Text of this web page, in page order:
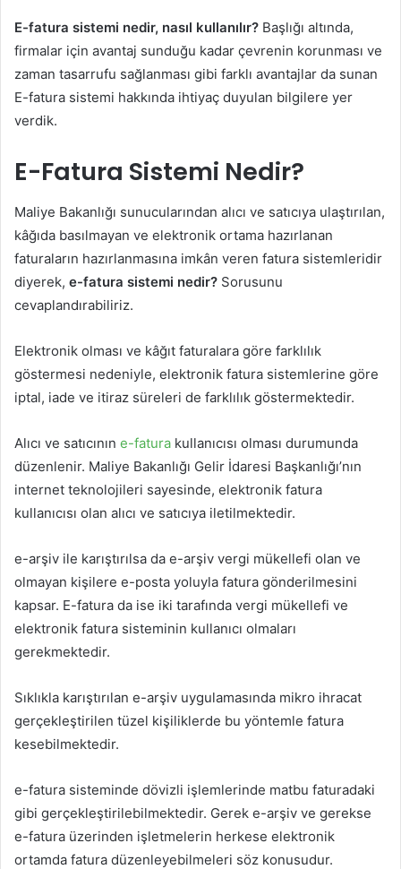
E-fatura sistemi nedir, nasıl kullanılır? Başlığı altında,
firmalar için avantaj sunduğu kadar çevrenin korunması ve
zaman tasarrufu sağlanması gibi farklı avantajlar da sunan
E-fatura sistemi hakkında ihtiyaç duyulan bilgilere yer
verdik.
E-Fatura Sistemi Nedir?
Maliye Bakanlığı sunucularından alıcı ve satıcıya ulaştırılan,
kâğıda basılmayan ve elektronik ortama hazırlanan
faturaların hazırlanmasına imkân veren fatura sistemleridir
diyerek, e-fatura sistemi nedir? Sorusunu
cevaplandırabiliriz.
Elektronik olması ve kâğıt faturalara göre farklılık
göstermesi nedeniyle, elektronik fatura sistemlerine göre
iptal, iade ve itiraz süreleri de farklılık göstermektedir.
Alıcı ve satıcının e-fatura kullanıcısı olması durumunda
düzenlenir. Maliye Bakanlığı Gelir İdaresi Başkanlığı’nın
internet teknolojileri sayesinde, elektronik fatura
kullanıcısı olan alıcı ve satıcıya iletilmektedir.
e-arşiv ile karıştırılsa da e-arşiv vergi mükellefi olan ve
olmayan kişilere e-posta yoluyla fatura gönderilmesini
kapsar. E-fatura da ise iki tarafında vergi mükellefi ve
elektronik fatura sisteminin kullanıcı olmaları
gerekmektedir.
Sıklıkla karıştırılan e-arşiv uygulamasında mikro ihracat
gerçekleştirilen tüzel kişiliklerde bu yöntemle fatura
kesebilmektedir.
e-fatura sisteminde dövizli işlemlerinde matbu faturadaki
gibi gerçekleştirilebilmektedir. Gerek e-arşiv ve gerekse
e-fatura üzerinden işletmelerin herkese elektronik
ortamda fatura düzenleyebilmeleri söz konusudur.